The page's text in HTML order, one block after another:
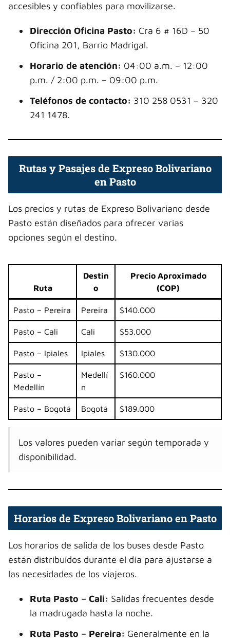
accesibles y confiables para movilizarse.
Dirección Oficina Pasto: Cra 6 # 16D – 50
Oficina 201, Barrio Madrigal.
Horario de atención: 04:00 a.m. – 12:00
p.m. / 2:00 p.m. – 09:00 p.m.
Teléfonos de contacto: 310 258 0531 – 320
241 1478.
Rutas y Pasajes de Expreso Bolivariano
en Pasto
Los precios y rutas de Expreso Bolivariano desde
Pasto están diseñados para ofrecer varias
opciones según el destino.
Ruta
Destin
o
Precio Aproximado
(COP)
Pasto – Pereira Pereira $140.000
Pasto – Cali Cali $53.000
Pasto – Ipiales Ipiales $130.000
Pasto –
Medellín
Medellí
n
$160.000
Pasto – Bogotá Bogotá $189.000
Los valores pueden variar según temporada y
disponibilidad.
Horarios de Expreso Bolivariano en Pasto
Los horarios de salida de los buses desde Pasto
están distribuidos durante el día para ajustarse a
las necesidades de los viajeros.
Ruta Pasto – Cali: Salidas frecuentes desde
la madrugada hasta la noche.
Ruta Pasto – Pereira: Generalmente en la